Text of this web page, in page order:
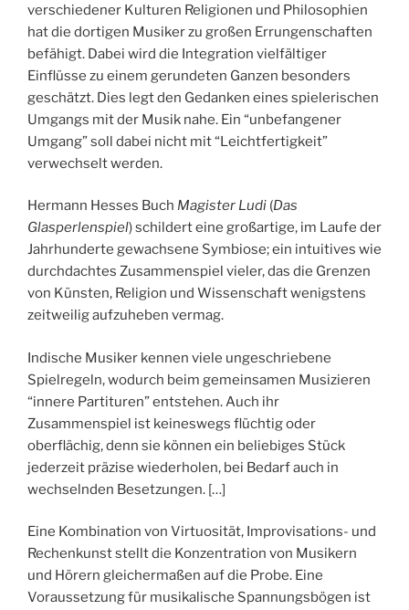
verschiedener Kulturen Religionen und Philosophien
hat die dortigen Musiker zu großen Errungenschaften
befähigt. Dabei wird die Integration vielfältiger
Einflüsse zu einem gerundeten Ganzen besonders
geschätzt. Dies legt den Gedanken eines spielerischen
Umgangs mit der Musik nahe. Ein “unbefangener
Umgang” soll dabei nicht mit “Leichtfertigkeit”
verwechselt werden.
Hermann Hesses Buch Magister Ludi (Das
Glasperlenspiel) schildert eine großartige, im Laufe der
Jahrhunderte gewachsene Symbiose; ein intuitives wie
durchdachtes Zusammenspiel vieler, das die Grenzen
von Künsten, Religion und Wissenschaft wenigstens
zeitweilig aufzuheben vermag.
Indische Musiker kennen viele ungeschriebene
Spielregeln, wodurch beim gemeinsamen Musizieren
“innere Partituren” entstehen. Auch ihr
Zusammenspiel ist keineswegs flüchtig oder
oberflächig, denn sie können ein beliebiges Stück
jederzeit präzise wiederholen, bei Bedarf auch in
wechselnden Besetzungen. […]
Eine Kombination von Virtuosität, Improvisations- und
Rechenkunst stellt die Konzentration von Musikern
und Hörern gleichermaßen auf die Probe. Eine
Voraussetzung für musikalische Spannungsbögen ist